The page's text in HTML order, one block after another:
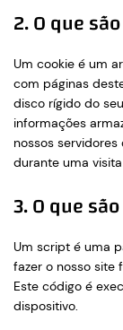
2. O que
Um cookie é um
com páginas
disco rígido do
informações
nossos
durante uma
3. O que
Um script é uma
fazer o nosso site
Este código é
dispositivo.